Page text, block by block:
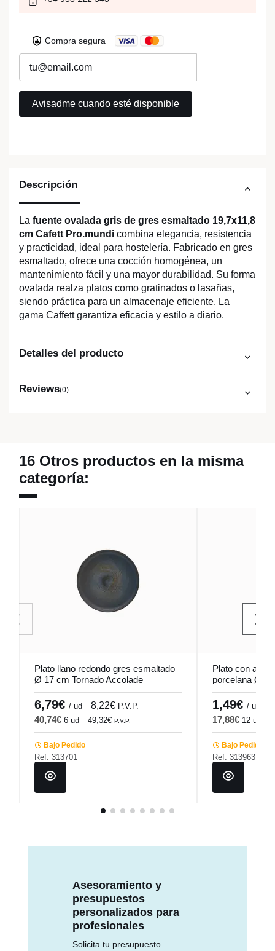
Descripción
La fuente ovalada gris de gres esmaltado 19,7x11,8
cm Cafett Pro.mundi combina elegancia, resistencia
y practicidad, ideal para hostelería. Fabricado en gres
esmaltado, ofrece una cocción homogénea, un
mantenimiento fácil y una mayor durabilidad. Su forma
ovalada realza platos como gratinados o lasañas,
siendo práctica para un almacenaje eficiente. La
gama Caffett garantiza eficacia y estilo a diario.
Detalles del producto
Reviews(0)
Compra segura
16 Otros productos en la misma
categoría:
Plato llano redondo gres esmaltado
Ø 17 cm Tornado Accolade
6,79€ / ud 8,22€ P.V.P.
40,74€ 6 ud 49,32€ P.V.P.
Bajo Pedido
Ref: 313701
Plato con asas
porcelana Ø
Pro.mundi
1,49€ / ud
17,88€ 12 ud
Bajo Pedido
Ref: 313963
Asesoramiento y
presupuestos
personalizados para
profesionales
Solicita tu presupuesto